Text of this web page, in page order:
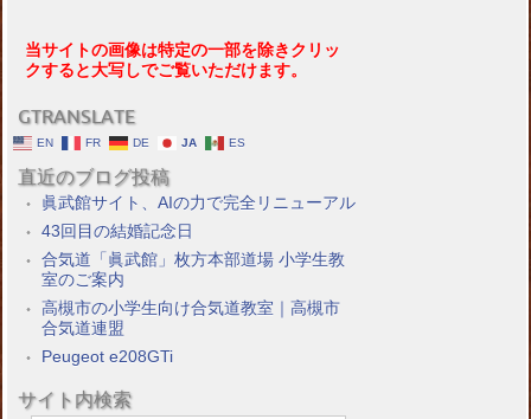
当サイトの画像は特定の一部を除きクリッ
クすると大写しでご覧いただけます。
GTRANSLATE
EN FR DE JA ES
直近のブログ投稿
眞武館サイト、AIの力で完全リニューアル
43回目の結婚記念日
合気道「眞武館」枚方本部道場 小学生教
室のご案内
高槻市の小学生向け合気道教室｜高槻市
合気道連盟
Peugeot e208GTi
サイト内検索